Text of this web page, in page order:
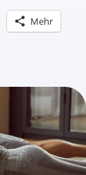
Mehr